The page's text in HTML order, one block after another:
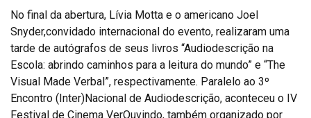
No final da abertura, Lívia Motta e o americano Joel
Snyder,convidado internacional do evento, realizaram uma
tarde de autógrafos de seus livros “Audiodescrição na
Escola: abrindo caminhos para a leitura do mundo” e “The
Visual Made Verbal”, respectivamente. Paralelo ao 3º
Encontro (Inter)Nacional de Audiodescrição, aconteceu o IV
Festival de Cinema VerOuvindo, também organizado por